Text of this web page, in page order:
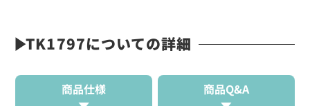
TK1797についての詳細
商品仕様 商品Q&A